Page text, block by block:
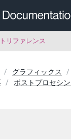
リファレンス
グラフィックス
ポストプロセシ